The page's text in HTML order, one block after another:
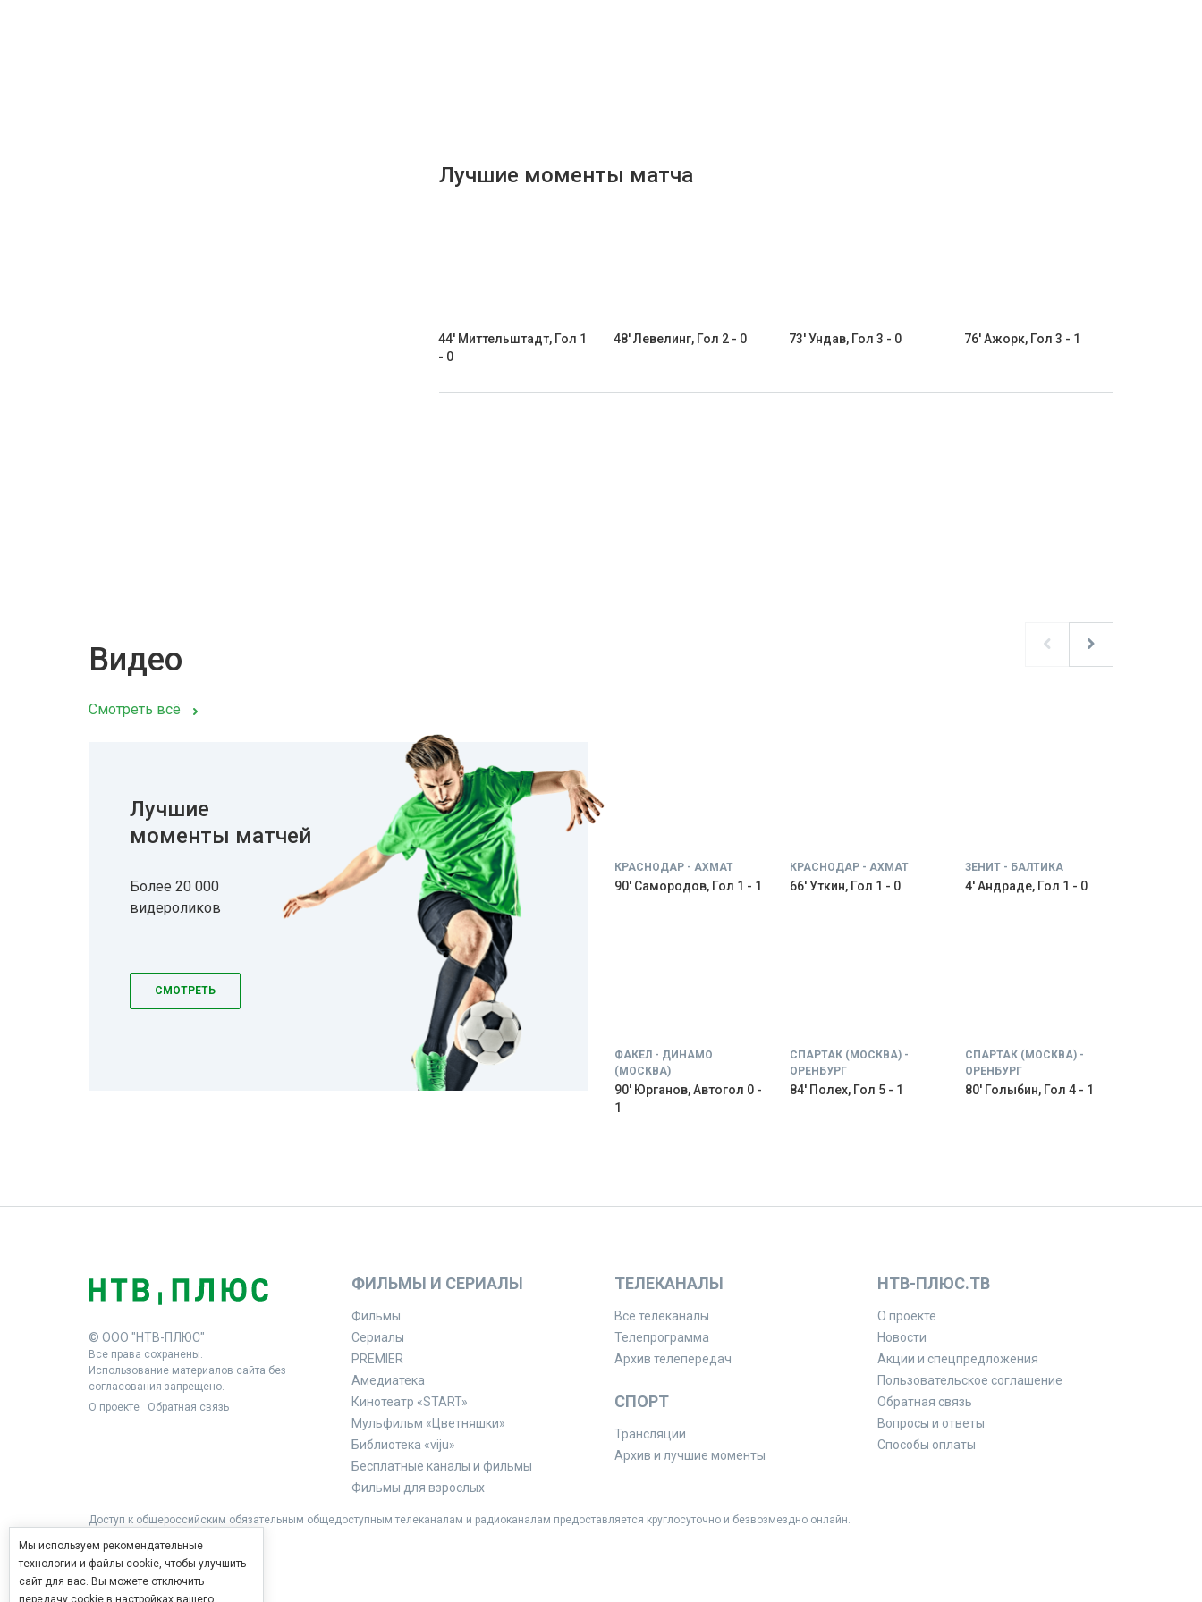
Лучшие моменты матча
44' Миттельштадт, Гол 1
- 0
48' Левелинг, Гол 2 - 0 73' Ундав, Гол 3 - 0 76' Ажорк, Гол 3 - 1
Видео
Смотреть всё
Лучшие
моменты матчей
Более 20 000
видероликов
СМОТРЕТЬ
КРАСНОДАР - АХМАТ
90' Самородов, Гол 1 - 1
КРАСНОДАР - АХМАТ
66' Уткин, Гол 1 - 0
ЗЕНИТ - БАЛТИКА
4' Андраде, Гол 1 - 0
ФАКЕЛ - ДИНАМО
(МОСКВА)
90' Юрганов, Автогол 0 -
1
СПАРТАК (МОСКВА) -
ОРЕНБУРГ
84' Полех, Гол 5 - 1
СПАРТАК (МОСКВА) -
ОРЕНБУРГ
80' Голыбин, Гол 4 - 1
© ООО "НТВ-ПЛЮС"
Все права сохранены.
Использование материалов сайта без
согласования запрещено.
О проекте
Обратная связь
ФИЛЬМЫ И СЕРИАЛЫ
Фильмы
Сериалы
PREMIER
Амедиатека
Кинотеатр «START»
Мульфильм «Цветняшки»
Библиотека «viju»
Бесплатные каналы и фильмы
Фильмы для взрослых
ТЕЛЕКАНАЛЫ
Все телеканалы
Телепрограмма
Архив телепередач
СПОРТ
Трансляции
Архив и лучшие моменты
НТВ-ПЛЮС.ТВ
О проекте
Новости
Акции и спецпредложения
Пользовательское соглашение
Обратная связь
Вопросы и ответы
Способы оплаты
Доступ к общероссийским обязательным общедоступным телеканалам и радиоканалам предоставляется круглосуточно и безвозмездно онлайн.
Мы используем рекомендательные
технологии и файлы cookie, чтобы улучшить
сайт для вас. Вы можете отключить
передачу cookie в настройках вашего